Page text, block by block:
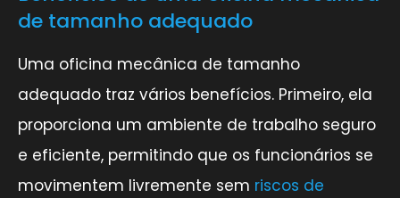
de tamanho adequado
Uma oficina mecânica de tamanho
adequado traz vários benefícios. Primeiro, ela
proporciona um ambiente de trabalho seguro
e eficiente, permitindo que os funcionários se
movimentem livremente sem riscos de